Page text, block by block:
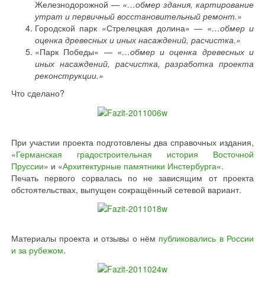
Железнодорожной — «…обмер здания, картирование
утрат и первичный восстановительный ремонт.»
Городской парк «Стрелецкая долина» — «…обмер и
оценка древесных и иных насаждений, расчистка.»
«Парк Победы» — «…обмер и оценка древесных и
иных насаждений, расчистка, разработка проекта
реконструкции.»
Что сделано?
При участии проекта подготовлены два справочных издания,
«Германская градостроительная история Восточной
Пруссии» и «Архитектурные памятники Инстербурга«.
Печать первого сорвалась по не зависящим от проекта
обстоятельствах, выпущен сокращённый сетевой вариант.
Материалы проекта и отзывы о нём публиковались в России
и за рубежом.